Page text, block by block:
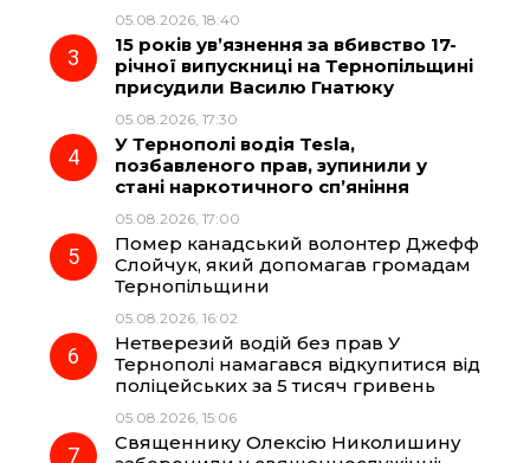
k
a
m p
05.08.2026, 18:40
15 років ув’язнення за вбивство 17-
річної випускниці на Тернопільщині
присудили Василю Гнатюку
05.08.2026, 17:30
У Тернополі водія Tesla,
позбавленого прав, зупинили у
стані наркотичного сп’яніння
05.08.2026, 17:00
Помер канадський волонтер Джефф
Слойчук, який допомагав громадам
Тернопільщини
05.08.2026, 16:02
Нетверезий водій без прав У
Тернополі намагався відкупитися від
поліцейських за 5 тисяч гривень
05.08.2026, 15:06
Священнику Олексію Николишину